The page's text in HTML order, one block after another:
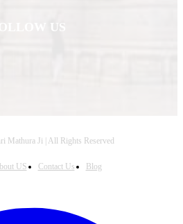
US
Mathura Ji | All Rights Reserved
US Contact Us Blog